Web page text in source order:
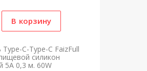
Type-C-Type-C FaizFull
силикон
5A 0,3 м. 60W